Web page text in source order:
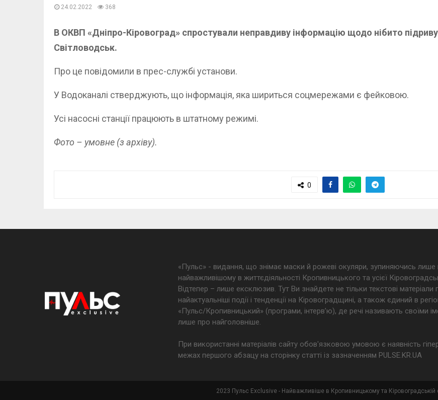
24.02.2022 368
В ОКВП «Дніпро-Кіровоград» спростували неправдиву інформацію щодо нібито підриву
Світловодськ.
Про це повідомили в прес-службі установи.
У Водоканалі стверджують, що інформація, яка шириться соцмережами є фейковою.
Усі насосні станції працюють в штатному режимі.
Фото – умовне (з архіву).
0
«Пульс» - видання, що знімає маски й рожеві окуляри, зупиняючись лише
найважливішому в життєдіяльності Кропивницького та усієї
Відтепер – лише ексклюзив. Тут Ви знайдете не тільки текстові матеріали
найактуальніші події і тенденції на Кіровоградщині, а також єдиний в
«Пульс/Кропивницький» (програми, інтерв’ю), де речі називають своїми
лише про найголовніше.
При використанні матеріалів сайту обов'язковою умовою є наявність
межах першого абзацу на сторінку статті із зазначенням PULSE.KR.UA
2023 Пульс Exclusive - Найважливіше в Кропивницькому та Кіровоградській